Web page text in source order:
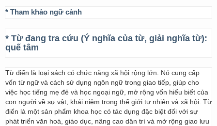
* Tham khảo ngữ cảnh
* Từ đang tra cứu (Ý nghĩa của từ, giải nghĩa từ):
quế tâm
Từ điển là loại sách có chức năng xã hội rộng lớn. Nó cung cấp
vốn từ ngữ và cách sử dụng ngôn ngữ trong giao tiếp, giúp cho
việc học tiếng mẹ đẻ và học ngoại ngữ, mở rộng vốn hiểu biết của
con người về sự vật, khái niệm trong thế giới tự nhiên và xã hội. Từ
điển là một sản phẩm khoa học có tác dụng đặc biệt đối với sự
phát triển văn hoá, giáo dục, nâng cao dân trí và mở rộng giao lưu